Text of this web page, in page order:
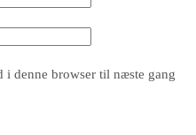
i denne browser til næste gang